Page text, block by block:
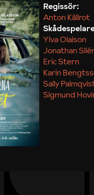
Regissör:
Anton Källrot
Ylva Olaison
Jonathan
Eric Stern
Karin
Sally
Sigmund